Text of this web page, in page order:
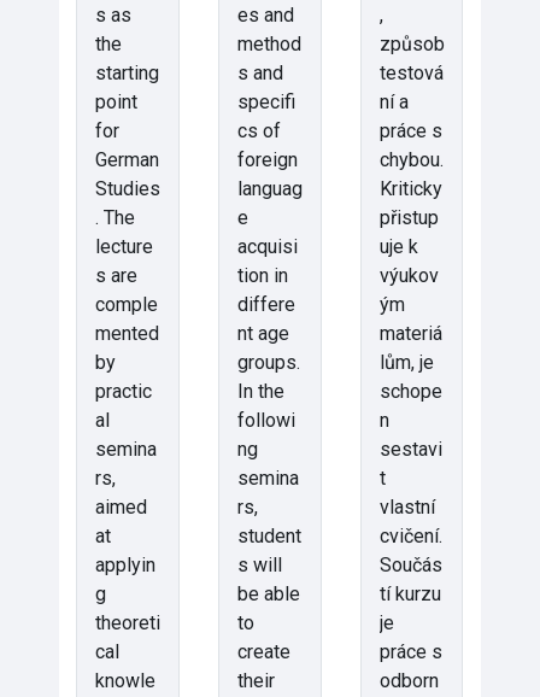
s as
the
starting
point
for
German
Studies
. The
lecture
s are
comple
mented
by
practic
al
semina
rs,
aimed
at
applyin
g
theoreti
cal
knowle
es and
method
s and
specifi
cs of
foreign
languag
e
acquisi
tion in
differe
nt age
groups.
In the
followi
ng
semina
rs,
student
s will
be able
to
create
their
,
způsob
testová
ní a
práce s
chybou.
Kriticky
přistup
uje k
výukov
ým
materiá
lům, je
schope
n
sestavi
t
vlastní
cvičení.
Součás
tí kurzu
je
práce s
odborn